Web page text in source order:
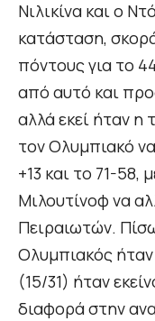
Νιλικίνα και ο
κατάσταση,
πόντους για το
από αυτό και
αλλά εκεί ήταν η
τον Ολυμπιακό
+13 και το 71-58,
Μιλουτίνοφ να
Πειραιωτών.
Ολυμπιακός
(15/31) ήταν
διαφορά στην